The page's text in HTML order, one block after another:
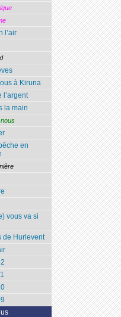
l’air
à Kiruna
l’argent
la main
en
vous va si
de Hurlevent